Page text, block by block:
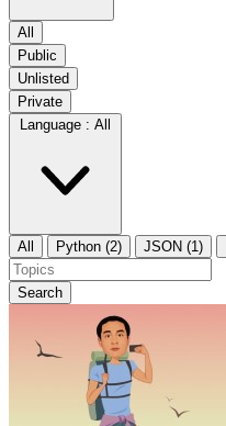
All
Public
Unlisted
Private
Language : All
All Python (2) JSON (1)
Search